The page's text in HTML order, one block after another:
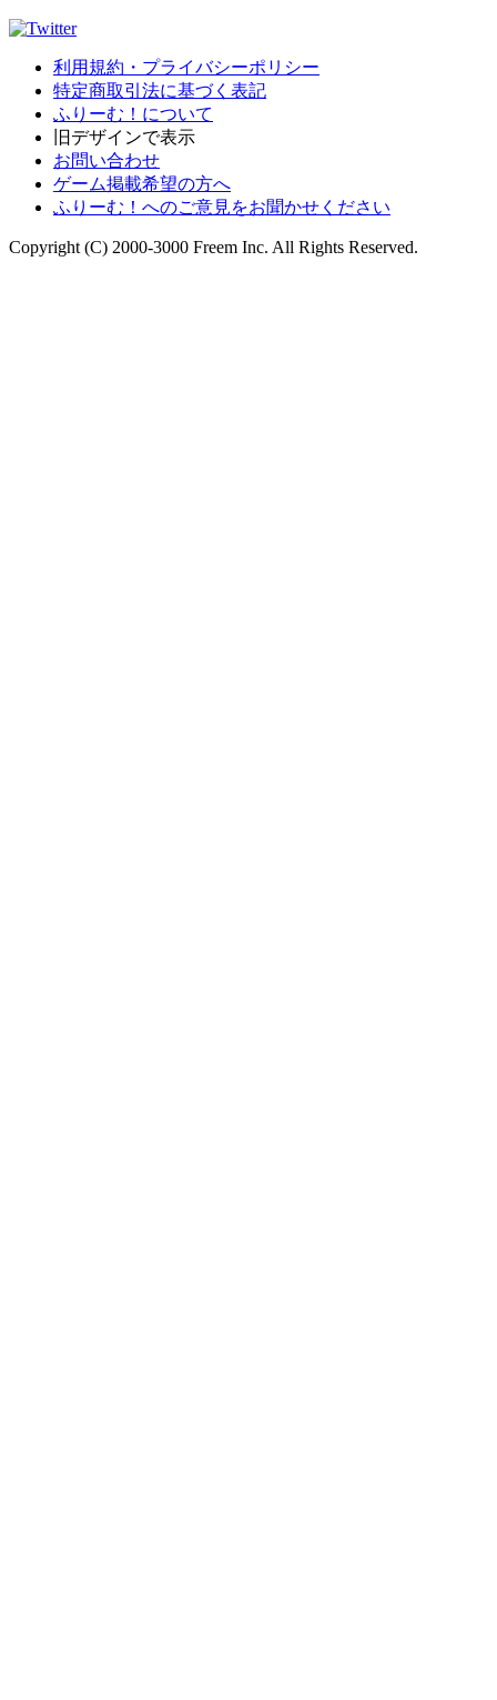
利用規約・プライバシーポリシー
特定商取引法に基づく表記
ふりーむ！について
旧デザインで表示
お問い合わせ
ゲーム掲載希望の方へ
ふりーむ！へのご意見をお聞かせください
Copyright (C) 2000-3000 Freem Inc. All Rights Reserved.